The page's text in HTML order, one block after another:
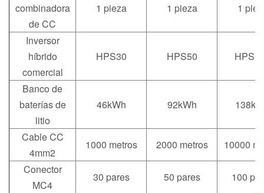
combinadora
de CC
1 pieza 1 pieza 1
Inversor
híbrido
comercial
HPS30 HPS50
Banco de
baterías de
litio
46kWh 92kWh
Cable CC
4mm2
1000 metros 2000 metros
10000
Conector
MC4
30 pares 50 pares 100